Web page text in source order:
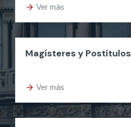
arrow_forward Ver más
Magísteres y Postítulos
arrow_forward Ver más